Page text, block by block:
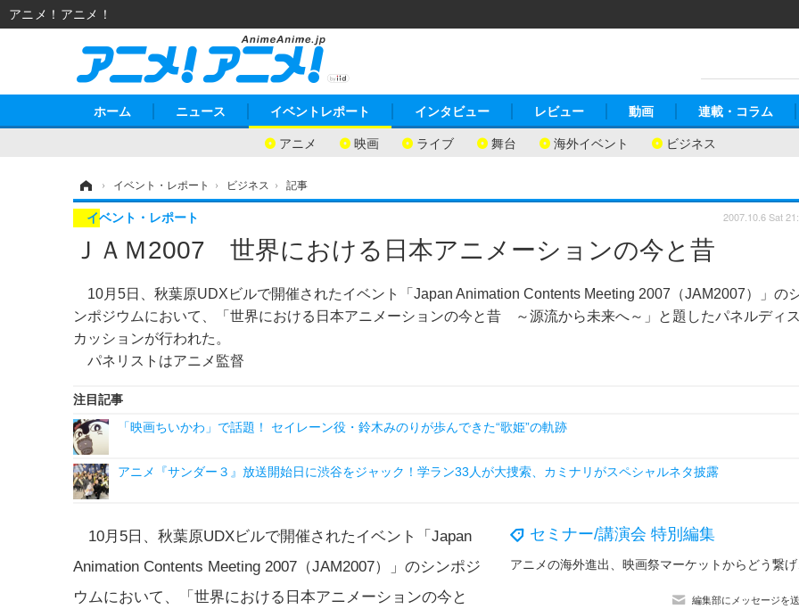
ホーム ニュース イベントレポート
アニメ 映画 ライブ 舞台 海外イベント ビジネス
インタビュー レビュー 動画 連載・コラム
› イベント・レポート › ビジネス › 記事
ＪＡＭ2007 世界における日本アニメーションの今と昔
10月5日、秋葉原UDXビルで開催されたイベント「Japan Animation Contents Meeting 2007（JAM2007）」の
ンポジウムにおいて、「世界における日本アニメーションの今と昔 ～源流から未来へ～」と題したパネルディス
カッションが行われた。
パネリストはアニメ監督
イベント・レポート 2007.10.6 Sat
注目記事
「映画ちいかわ」で話題！ セイレーン役・鈴木みのりが歩んできた“歌姫”の軌跡
アニメ『サンダー３』放送開始日に渋谷をジャック！学ラン33人が大捜索、カミナリがスペシャルネタ披露
セミナー/講演会 特別編集
編集部にメッセージを
10月5日、秋葉原UDXビルで開催されたイベント「Japan
Animation Contents Meeting 2007（JAM2007）」のシンポジ
ウムにおいて、「世界における日本アニメーションの今と
アニメ！アニメ！